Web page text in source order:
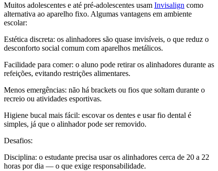
Muitos adolescentes e até pré-adolescentes usam Invisalign como
alternativa ao aparelho fixo. Algumas vantagens em ambiente
escolar:
Estética discreta: os alinhadores são quase invisíveis, o que reduz o
desconforto social comum com aparelhos metálicos.
Facilidade para comer: o aluno pode retirar os alinhadores durante as
refeições, evitando restrições alimentares.
Menos emergências: não há brackets ou fios que soltam durante o
recreio ou atividades esportivas.
Higiene bucal mais fácil: escovar os dentes e usar fio dental é
simples, já que o alinhador pode ser removido.
Desafios:
Disciplina: o estudante precisa usar os alinhadores cerca de 20 a 22
horas por dia — o que exige responsabilidade.